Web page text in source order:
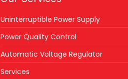
Uninterruptible Power Supply
Power Quality Control
Automatic Voltage Regulator
Services